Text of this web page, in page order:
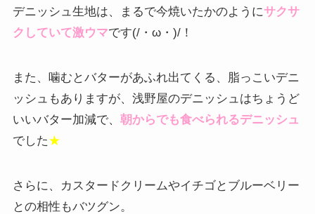
デニッシュ生地は、まるで今焼いたかのようにサクサ
クしていて激ウマです(/・ω・)/！
また、噛むとバターがあふれ出てくる、脂っこいデニ
ッシュもありますが、浅野屋のデニッシュはちょうど
いいバター加減で、 朝からでも食べられるデニッシュ
でした★
さらに、カスタードクリームやイチゴとブルーベリー
との相性もバツグン。